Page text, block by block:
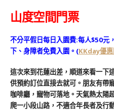
山度空間門票
不分平假日每日入園費:每人$50元
下、身障者免費入園。(KKday優
這次來到花蓮出差，順道來看一下
供預約訂位直接去就可。朋友有帶
咖啡廳，寵物可落地。天氣熱太陽
爬一小段山路，不適合年長者及行